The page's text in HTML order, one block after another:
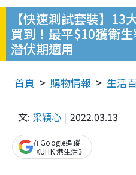
【快速測試套裝】13
買到！最平$10獲衛
潛伏期適用
首頁 購物情報 生活
文: 梁穎心 2022.03.13
在Google追蹤
《UHK 港生活》